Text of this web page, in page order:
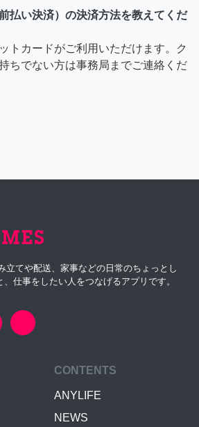
払い決済）の決済方法を教えてくだ
トカードがご利用いただけます。ク
ちでない方は事務局までご連絡くだ
立てや配送、家事などの日常のちょっとし
仕事をしたい人をつなげるアプリです。
CONTENTS
ANYLIFE
NEWS